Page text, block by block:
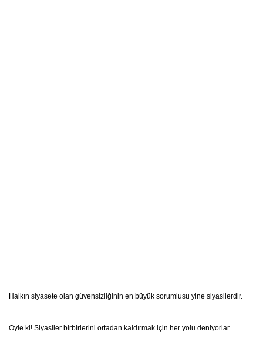
Halkın siyasete olan güvensizliğinin en büyük sorumlusu yine siyasilerdir.
Öyle ki! Siyasiler birbirlerini ortadan kaldırmak için her yolu deniyorlar.